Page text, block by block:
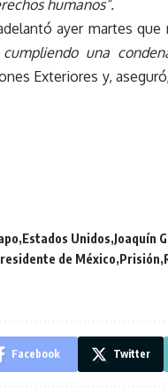
humanos”.
ayer martes que
una
Exteriores y,
Estados Unidos Joaquín
de México Prisión
Facebook Twitter